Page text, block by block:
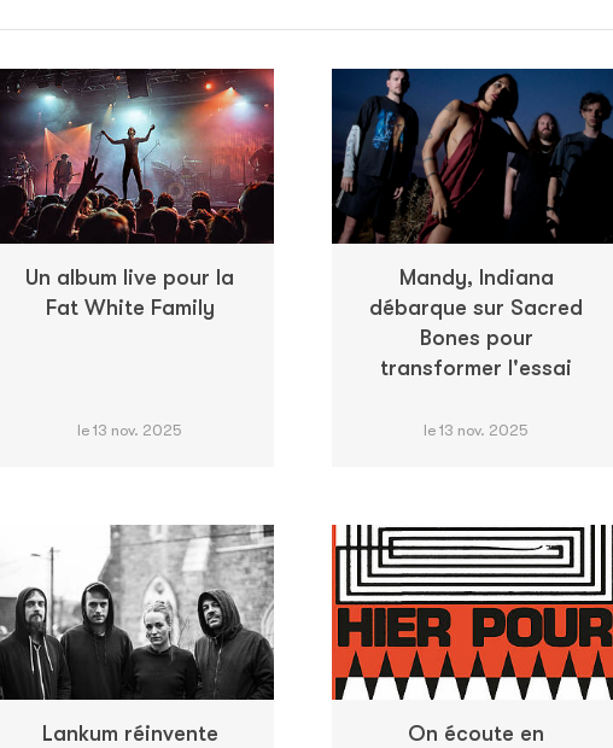
Un album live pour la
Fat White Family
le 13 nov. 2025
Mandy, Indiana
débarque sur Sacred
Bones pour
transformer l'essai
le 13 nov. 2025
Lankum réinvente
On écoute en